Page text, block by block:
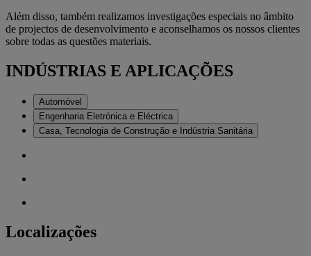
Além disso, também realizamos investigações especiais no âmbito
de projectos de desenvolvimento e aconselhamos os nossos clientes
sobre todas as questões materiais.
INDÚSTRIAS E APLICAÇÕES
Automóvel
Engenharia Eletrónica e Eléctrica
Casa, Tecnologia de Construção e Indústria Sanitária
Localizações